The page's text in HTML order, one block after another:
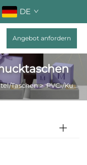
DE
Angebot anfordern
Taschen>PVC-/Kunststoff-Schmucktaschen